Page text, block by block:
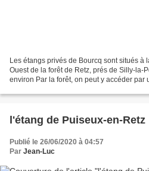
Les étangs privés de Bourcq sont situés à
Ouest de la forêt de Retz, prés de Silly-la-
environ Par la forêt, on peut y accéder par
l'étang de Puiseux-en-Retz
Publié le 26/06/2020 à 04:57
Par Jean-Luc